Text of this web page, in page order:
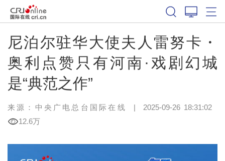
尼泊尔驻华大使夫人雷努卡・
奥利点赞只有河南·戏剧幻城
是“典范之作”
来源：中央广电总台国际在线 | 2025-09-26 18:31:02
12.6万